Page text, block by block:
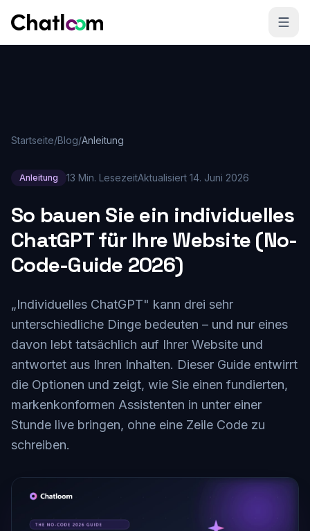
Startseite/Blog/Anleitung
Anleitung 13 Min. LesezeitAktualisiert 14. Juni 2026
So bauen Sie ein individuelles
ChatGPT für Ihre Website (No-
Code-Guide 2026)
„Individuelles ChatGPT" kann drei sehr
unterschiedliche Dinge bedeuten – und nur eines
davon lebt tatsächlich auf Ihrer Website und
antwortet aus Ihren Inhalten. Dieser Guide entwirrt
die Optionen und zeigt, wie Sie einen fundierten,
markenkonformen Assistenten in unter einer
Stunde live bringen, ohne eine Zeile Code zu
schreiben.